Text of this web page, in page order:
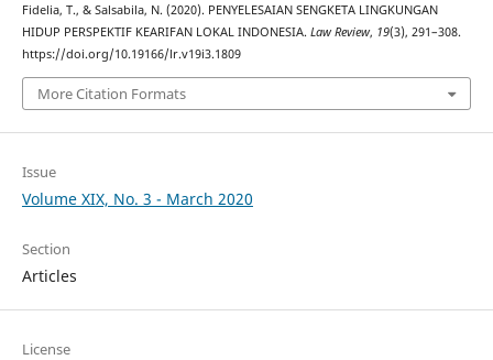
Fidelia, T., & Salsabila, N. (2020). PENYELESAIAN SENGKETA LINGKUNGAN
HIDUP PERSPEKTIF KEARIFAN LOKAL INDONESIA. Law Review, 19(3), 291–308.
https://doi.org/10.19166/lr.v19i3.1809
More Citation Formats
Issue
Volume XIX, No. 3 - March 2020
Section
Articles
License